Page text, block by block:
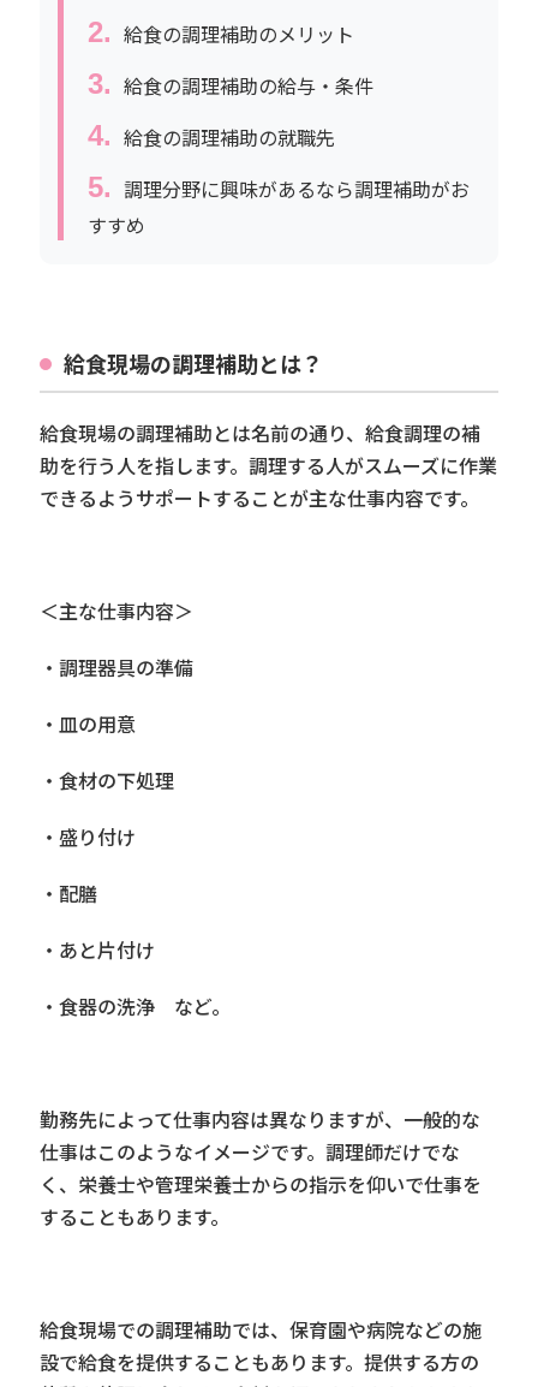
給食の調理補助のメリット
給食の調理補助の給与・条件
給食の調理補助の就職先
調理分野に興味があるなら調理補助がお
すすめ
給食現場の調理補助とは？
給食現場の調理補助とは名前の通り、給食調理の補
助を行う人を指します。調理する人がスムーズに作業
できるようサポートすることが主な仕事内容です。
＜主な仕事内容＞
・調理器具の準備
・皿の用意
・食材の下処理
・盛り付け
・配膳
・あと片付け
・食器の洗浄 など。
勤務先によって仕事内容は異なりますが、一般的な
仕事はこのようなイメージです。調理師だけでな
く、栄養士や管理栄養士からの指示を仰いで仕事を
することもあります。
給食現場での調理補助では、保育園や病院などの施
設で給食を提供することもあります。提供する方の